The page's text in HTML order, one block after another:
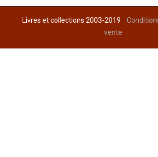
Livres et collections 2003-2019
vente